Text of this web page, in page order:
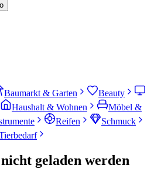
Baumarkt & Garten
Beauty
Haushalt & Wohnen
Möbel &
Reifen
Schmuck
geladen werden